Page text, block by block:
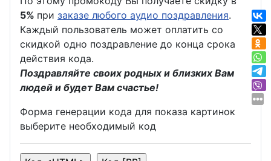
5% при заказе любого аудио поздравления.
Каждый пользователь может оплатить со
скидкой одно поздравление до конца срока
действия кода.
Поздравляйте своих родных и близких Вам
людей и будет Вам счастье!
Форма генерации кода для показа картинок
выберите необходимый код